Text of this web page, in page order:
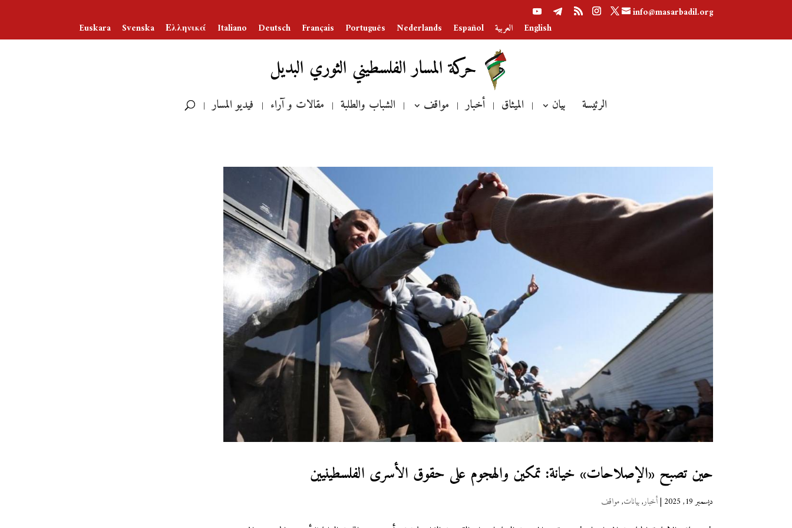
info@masarbadil.org
English
العربية Español
Nederlands
Português
Français
Deutsch
Italiano
Ελληνικά
Svenska
Euskara
حركة المسار الفلسطيني الثوري البديل
الرئيسة بيان الميثاق أخبار مواقف الشباب والطلبة مقالات و آراء فيديو المسار
حين تصبح «الإصلاحات» خيانة: تمكين والهجوم على حقوق الأسرى الفلسطينيين
ديسمبر 19, 2025 |أخبار,بيانات,مواقف